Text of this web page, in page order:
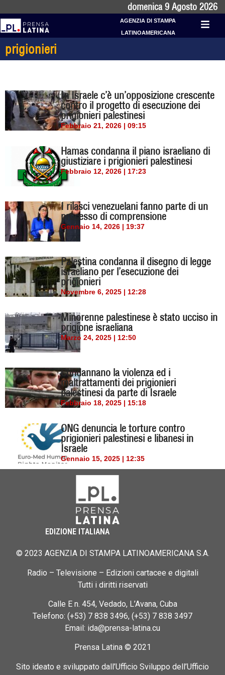
domenica 9 Agosto 2026
AGENZIA DI STAMPA
LATINOAMERICANA
prigionieri
In Israele c’è un’opposizione crescente
contro il progetto di esecuzione dei
prigionieri palestinesi
Febbraio 21, 2026 | 09:15
Hamas condanna il piano israeliano di
giustiziare i prigionieri palestinesi
Febbraio 12, 2026 | 17:23
I rilasci venezuelani fanno parte di un
processo di comprensione
Gennaio 14, 2026 | 19:37
Palestina condanna il disegno di legge
israeliano per l’esecuzione dei
prigionieri
Novembre 6, 2025 | 12:28
Minorenne palestinese è stato ucciso in
prigione israeliana
Marzo 24, 2025 | 12:50
Condannano la violenza ed i
maltrattamenti dei prigionieri
palestinesi da parte di Israele
Febbraio 18, 2025 | 15:18
ONG denuncia le torture contro
prigionieri palestinesi e libanesi in
Israele
Gennaio 15, 2025 | 12:35
EDIZIONE ITALIANA
© 2023 AGENZIA DI STAMPA LATINOAMERICANA S.A.
Radio – Televisione – Edizioni cartacee e digitali
Tutti i diritti riservati
Calle E n. 454, Vedado, L’Avana, Cuba
Telefono: (+53) 7 838 3496, (+53) 7 838 3497
Email: ida@prensa-latina.cu
Prensa Latina © 2021
Sito ideato e sviluppato dall’Ufficio Sviluppo dell’Ufficio